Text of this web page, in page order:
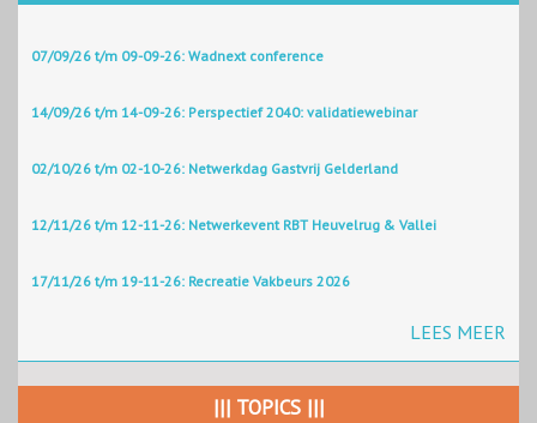
07/09/26 t/m 09-09-26: Wadnext conference
14/09/26 t/m 14-09-26: Perspectief 2040: validatiewebinar
02/10/26 t/m 02-10-26: Netwerkdag Gastvrij Gelderland
12/11/26 t/m 12-11-26: Netwerkevent RBT Heuvelrug & Vallei
17/11/26 t/m 19-11-26: Recreatie Vakbeurs 2026
LEES MEER
||| TOPICS |||